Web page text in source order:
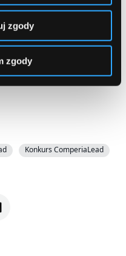
zgody
zgody
wysyłając prośbę o
Konkurs ComperiaLead